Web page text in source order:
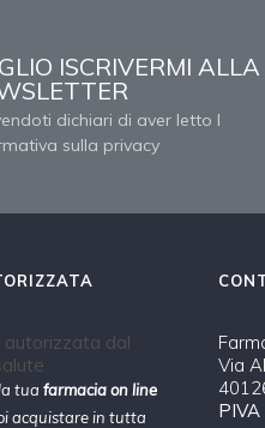
ISCRIVERMI ALLA
dichiari di aver letto l
sulla privacy
tua farmacia on line
acquistare in tutta
Via